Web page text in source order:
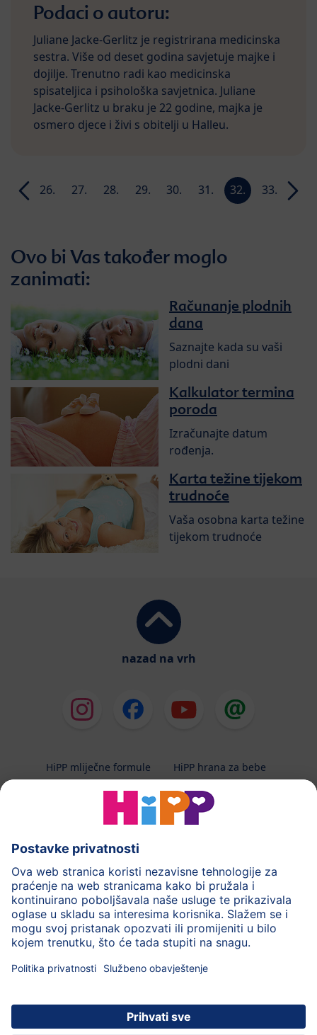
Podaci o autoru:
Juliane Jacke-Gerlitz je registrirana medicinska
sestra. Više od deset godina savjetuje majke i
dojilje. Trenutno radi kao medicinska
spisateljica i psihološka savjetnica. Juliane
Jacke-Gerlitz u braku je 22 godine, majka je
osmero djece i živi s obitelji u Halleu.
25.
26.
27.
28.
29.
30.
31.
32.
33.
34.
Ovo bi Vas također moglo
zanimati:
Računanje plodnih
dana
Saznajte kada su vaši
plodni dani
Kalkulator termina
poroda
Izračunajte datum
rođenja.
Karta težine tijekom
trudnoće
Vaša osobna karta težine
tijekom trudnoće
nazad na vrh
HiPP mliječne formule
HiPP hrana za bebe
HiPP njega
HiPP trudnoća
Terapeutska dijeta
Zaštita podataka i upute za korištenj
Uvjeti korištenja
Impressum
Kontakt
O HiPP-u